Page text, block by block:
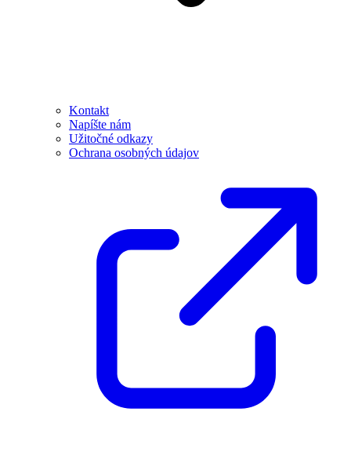
Kontakt
Napíšte nám
Užitočné odkazy
Ochrana osobných údajov